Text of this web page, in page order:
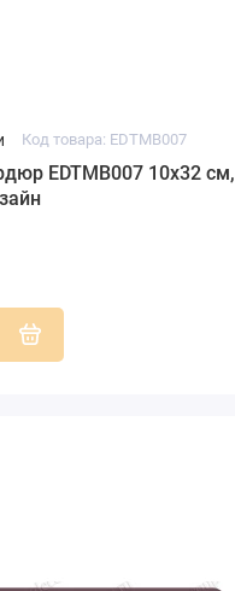
Код товара: EDTMB007
EDTMB007 10х32 см,